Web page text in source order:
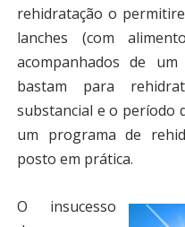
rehidratação o
lanches (com
acompanhados de
bastam para
substancial e o período
um programa de
posto em prática.
O insucesso